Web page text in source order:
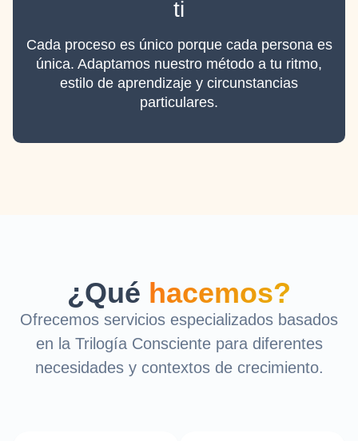
ti
Cada proceso es único porque cada persona es
única. Adaptamos nuestro método a tu ritmo,
estilo de aprendizaje y circunstancias
particulares.
¿Qué hacemos?
Ofrecemos servicios especializados basados
en la Trilogía Consciente para diferentes
necesidades y contextos de crecimiento.